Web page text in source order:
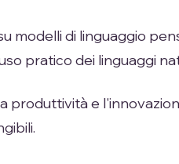
modelli di linguaggio
pratico dei linguaggi
produttività e